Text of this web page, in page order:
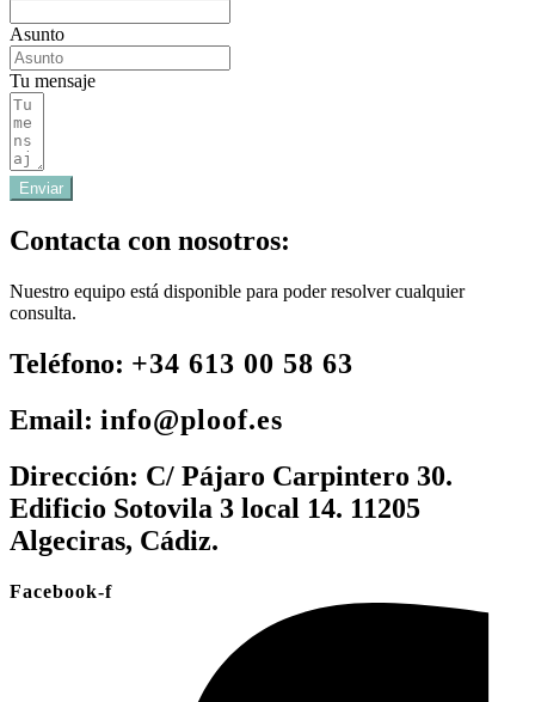
Asunto
Tu mensaje
Enviar
Contacta con nosotros:
Nuestro equipo está disponible para poder resolver cualquier
consulta.
Teléfono: +34 613 00 58 63
Email: info@ploof.es
Dirección: C/ Pájaro Carpintero 30.
Edificio Sotovila 3 local 14. 11205
Algeciras, Cádiz.
Facebook-f